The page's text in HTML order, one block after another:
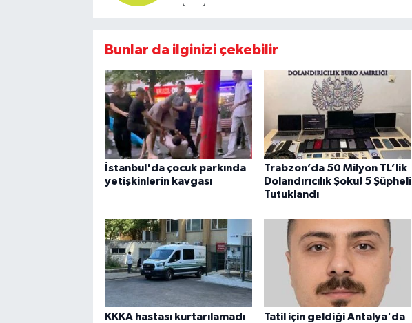
Bunlar da ilginizi çekebilir
İstanbul'da çocuk parkında
yetişkinlerin kavgası
Trabzon’da 50 Milyon TL’lik
Dolandırıcılık Şoku! 5 Şüpheli
Tutuklandı
KKKA hastası kurtarılamadı
Tatil için geldiği Antalya'da